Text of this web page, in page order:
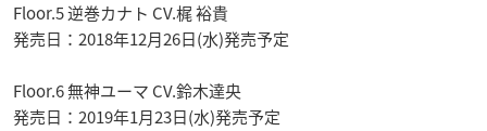
Floor.5 逆巻カナト CV.梶 裕貴
発売日：2018年12月26日(水)発売予定
Floor.6 無神ユーマ CV.鈴木達央
発売日：2019年1月23日(水)発売予定